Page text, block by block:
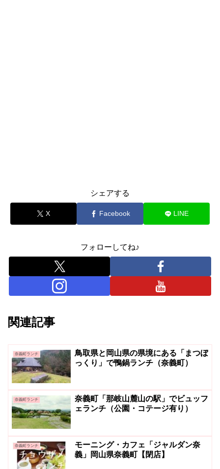
シェアする
X Facebook LINE
フォローしてね♪
関連記事
奈義町ランチ
鳥取県と岡山県の県境にある「まつぼ
っくり」で鴨鍋ランチ（奈義町）
奈義町ランチ
奈義町「那岐山麓山の駅」でビュッフ
ェランチ（公園・コテージ有り）
奈義町ランチ
モーニング・カフェ「ジャルダン奈
義」岡山県奈義町【閉店】